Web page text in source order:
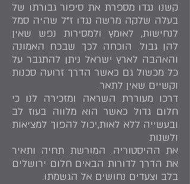
קשנו נגדו מספרת את סיפור גבורתו של
בעלה שלקה מרשה נגדו ז"ל שהיה סמל
לנחישות, לאומץ ולמסירות נפש שאין
להן גבול. הוכחה לכך שבכח האמונה
והאהבה לארץ ישראל ניתן להתגבר על
כל מכשול גם כאשר הדרך זרועה סכנות
וקשיים שאין לתאר.
דרכו מעוררת השראה ומזכירה לנו כי
חלום גדול כאשר הוא מלווה בעוז לב
ובעשייה ללא לאות,יכול להפוך למציאות
ולשנות
את ההיסטוריה. המורשת תחיה ותאיר
את הדרך לדורות הבאים חלום ירושלים
בלב וצעדים נחושים אל הגשמתו.